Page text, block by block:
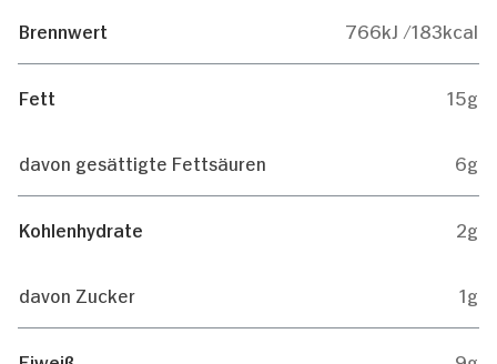
Brennwert 766kJ /183kcal
Fett 15g
davon gesättigte Fettsäuren 6g
Kohlenhydrate 2g
davon Zucker 1g